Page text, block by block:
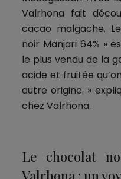
Valrhona fait
cacao malgache.
noir Manjari 64% »
le plus vendu de la
acide et fruitée
autre origine. »
chez Valrhona.
Le chocolat
Valrhona : un